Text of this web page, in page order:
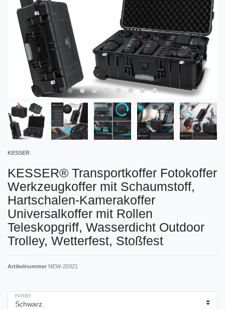
KESSER
KESSER® Transportkoffer Fotokoffer
Werkzeugkoffer mit Schaumstoff,
Hartschalen-Kamerakoffer
Universalkoffer mit Rollen
Teleskopgriff, Wasserdicht Outdoor
Trolley, Wetterfest, Stoßfest
Artikelnummer NEW-20321
FARBE